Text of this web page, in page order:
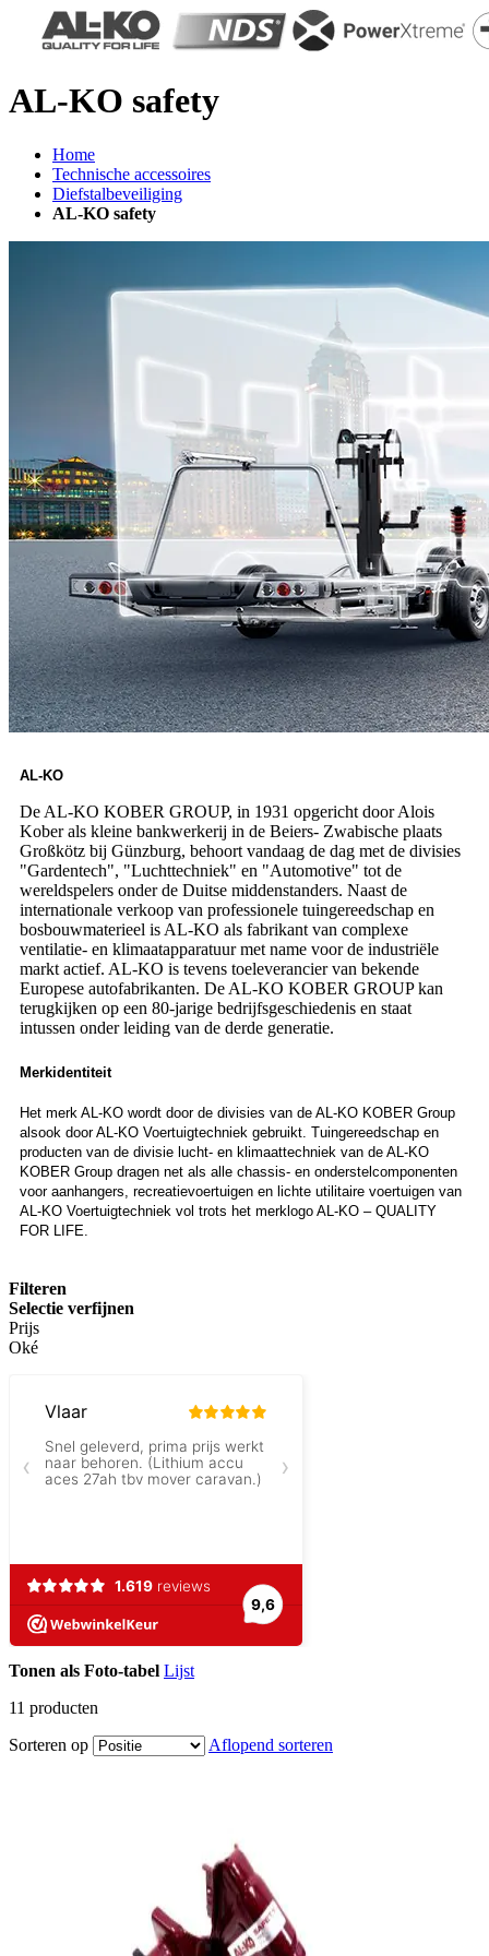
AL-KO safety
Home
Technische accessoires
Diefstalbeveiliging
AL-KO safety
AL-KO
De AL-KO KOBER GROUP, in 1931 opgericht door Alois
Kober als kleine bankwerkerij in de Beiers- Zwabische plaats
Großkötz bij Günzburg, behoort vandaag de dag met de divisies
"Gardentech", "Luchttechniek" en "Automotive" tot de
wereldspelers onder de Duitse middenstanders. Naast de
internationale verkoop van professionele tuingereedschap en
bosbouwmaterieel is AL-KO als fabrikant van complexe
ventilatie- en klimaatapparatuur met name voor de industriële
markt actief. AL-KO is tevens toeleverancier van bekende
Europese autofabrikanten. De AL-KO KOBER GROUP kan
terugkijken op een 80-jarige bedrijfsgeschiedenis en staat
intussen onder leiding van de derde generatie.
Merkidentiteit
Het merk AL-KO wordt door de divisies van de AL-KO KOBER Group
alsook door AL-KO Voertuigtechniek gebruikt. Tuingereedschap en
producten van de divisie lucht- en klimaattechniek van de AL-KO
KOBER Group dragen net als alle chassis- en onderstelcomponenten
voor aanhangers, recreatievoertuigen en lichte utilitaire voertuigen van
AL-KO Voertuigtechniek vol trots het merklogo AL-KO – QUALITY
FOR LIFE.
Filteren
Selectie verfijnen
Prijs
Oké
Tonen als Foto-tabel Lijst
11 producten
Sorteren op
Aflopend sorteren